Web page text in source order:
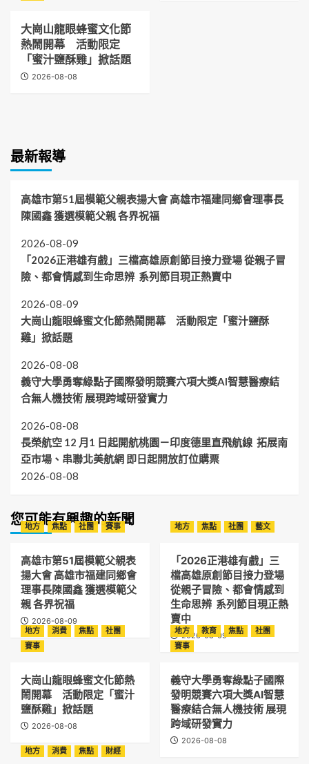
大崗山龍眼蜂蜜文化節
熱鬧開幕 活動限定
「蜜汁鹽酥雞」掀話題
2026-08-08
最新報導
高雄市第51屆模範父親表揚大會 高雄市福建同鄉會理事長
陳國鑫 獲選模範父親 各界祝福
2026-08-09
「2026正港雄有戲」三檔高雄原創節目接力登場 從親子冒
險、都會情感到生命思辨 系列節目現正熱賣中
2026-08-09
大崗山龍眼蜂蜜文化節熱鬧開幕 活動限定「蜜汁鹽酥
雞」掀話題
2026-08-08
義守大學勇奪綠點子國際發明競賽六項大獎AI智慧醫療結
合無人機技術 展現跨域研發實力
2026-08-08
長榮航空 12 月1 日起開航桃園－印度德里直飛航線 拓展南
亞市場、串聯北美航網 即日起開放訂位購票
2026-08-08
您可能有興趣的新聞
地方 焦點 社團 賽事
高雄市第51屆模範父親表
揚大會 高雄市福建同鄉會
理事長陳國鑫 獲選模範父
親 各界祝福
2026-08-09
地方 焦點 社團 藝文
「2026正港雄有戲」三
檔高雄原創節目接力登場
從親子冒險、都會情感到
生命思辨 系列節目現正熱
賣中
2026-08-09
地方 消費 焦點
社團
賽事
大崗山龍眼蜂蜜文化節熱
鬧開幕 活動限定「蜜汁
鹽酥雞」掀話題
2026-08-08
地方 教育 焦點
社團
賽事
義守大學勇奪綠點子國際
發明競賽六項大獎AI智慧
醫療結合無人機技術 展現
跨域研發實力
2026-08-08
地方
消費 焦點 財經